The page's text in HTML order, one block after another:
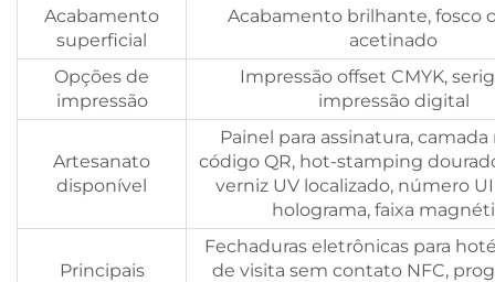
Acabamento
superficial
Acabamento brilhante, fosco
acetinado
Opções de
impressão
Impressão offset CMYK,
impressão digital
Artesanato
disponível
Painel para assinatura, camada
código QR, hot-stamping
verniz UV localizado, número
holograma, faixa
Principais
Fechaduras eletrônicas para
de visita sem contato NFC,